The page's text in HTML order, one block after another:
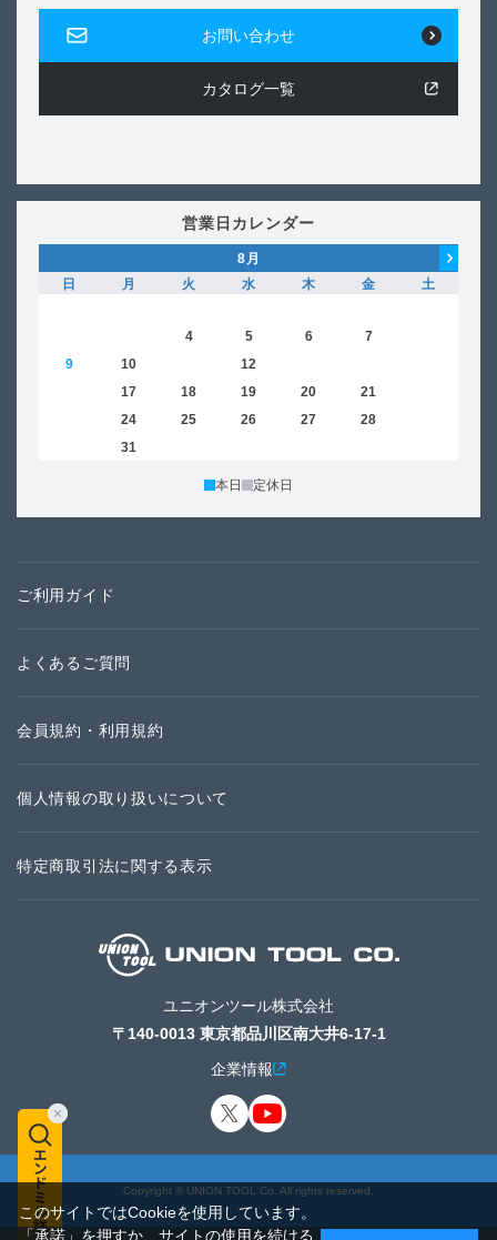
お問い合わせ
カタログ一覧
営業日カレンダー
8 月
日
月 火 水 木 金
土
4 5 6 7
9
10 12
17 18 19 20 21
24 25 26 27 28
31
本日 定休日
ご利用ガイド
よくあるご質問
会員規約・利用規約
個人情報の取り扱いについて
特定商取引法に関する表示
ユニオンツール株式会社
〒140-0013 東京都品川区南大井6-17-1
企業情報
Copyright © UNION TOOL Co. All rights reserved.
このサイトではCookieを使用しています。
「承諾」を押すか、サイトの使用を続ける